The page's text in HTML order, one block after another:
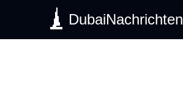
DubaiNachrichten